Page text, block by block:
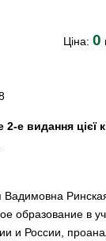
Ціна: 0
2-е видання цієї
Вадимовна
образование в
и России,